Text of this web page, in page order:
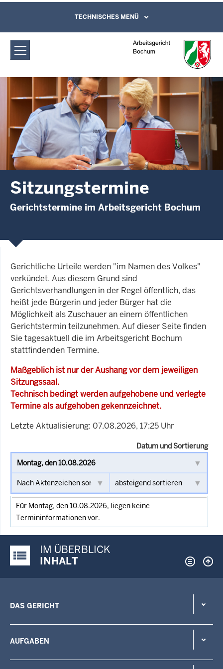
Arbeitsgericht Bochum:
Sitzungstermine
Direkt zum Inhalt
Leichte Sprache, Gebärdensprachenvideo
und Kontaktformular
TECHNISCHES MENÜ
Sitzungstermine
Gerichtstermine im Arbeitsgericht Bochum
Gerichtliche Urteile werden "im Namen des Volkes"
verkündet. Aus diesem Grund sind
Gerichtsverhandlungen in der Regel öffentlich, das
heißt jede Bürgerin und jeder Bürger hat die
Möglichkeit als Zuschauer an einem öffentlichen
Gerichtstermin teilzunehmen. Auf dieser Seite finden
Sie tagesaktuell die im Arbeitsgericht Bochum
stattfindenden Termine.
Maßgeblich ist nur der Aushang vor dem jeweiligen
Sitzungssaal.
Technisch bedingt werden aufgehobene und verlegte
Termine als aufgehoben gekennzeichnet.
Letzte Aktualisierung: 07.08.2026, 17:25 Uhr
Datum und Sortierung
Für Montag, den 10.08.2026, liegen keine
Termininformationen vor.
Justiz-Portal im Überblick:
IM ÜBERBLICK
INHALT
DAS GERICHT
AUFGABEN